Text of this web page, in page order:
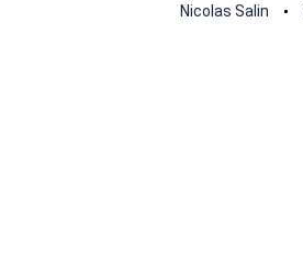
Nicolas Salin